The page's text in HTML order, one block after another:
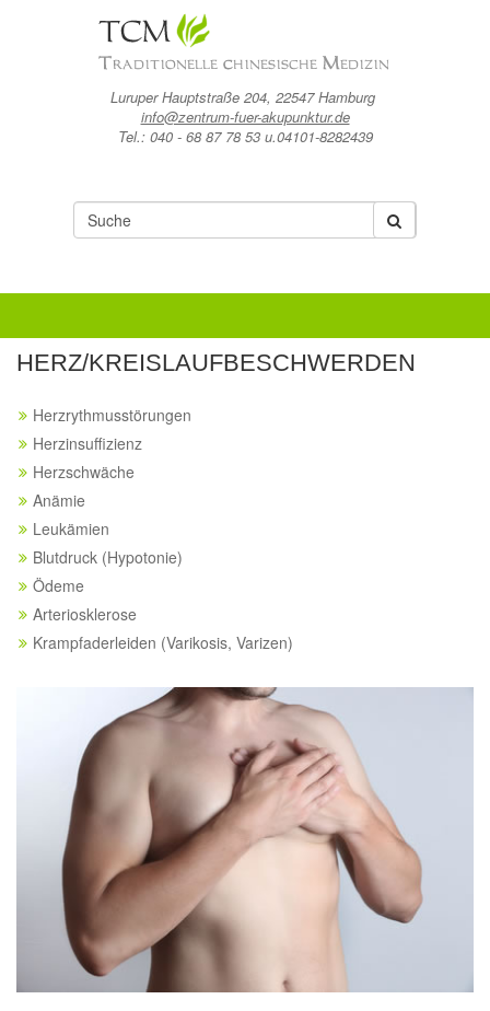
Luruper Hauptstraße 204, 22547 Hamburg
info@zentrum-fuer-akupunktur.de
Tel.: 040 - 68 87 78 53 u.04101-8282439
HERZ/KREISLAUFBESCHWERDEN
Herzrythmusstörungen
Herzinsuffizienz
Herzschwäche
Anämie
Leukämien
Blutdruck (Hypotonie)
Ödeme
Arteriosklerose
Krampfaderleiden (Varikosis, Varizen)